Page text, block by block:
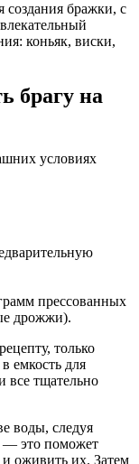
создания бражки, с
коньяк, виски,
брагу на
условиях
прессованных
дрожжи).
только
емкость для
все тщательно
воды, следуя
— это поможет
и оживить их. Затем